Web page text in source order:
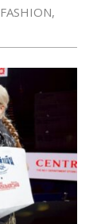
FASHION,